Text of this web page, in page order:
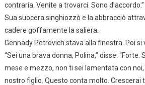
contraria. Venite a trovarci. Sono d’accordo.”
Sua suocera singhiozzò e la abbracciò
cadere goffamente la saliera.
Gennady Petrovich stava alla finestra. Poi si
“Sei una brava donna, Polina,” disse. “Forte.
mese e mezzo, non ti sei lamentata con
nostro figlio. Questo conta molto. Crescerai